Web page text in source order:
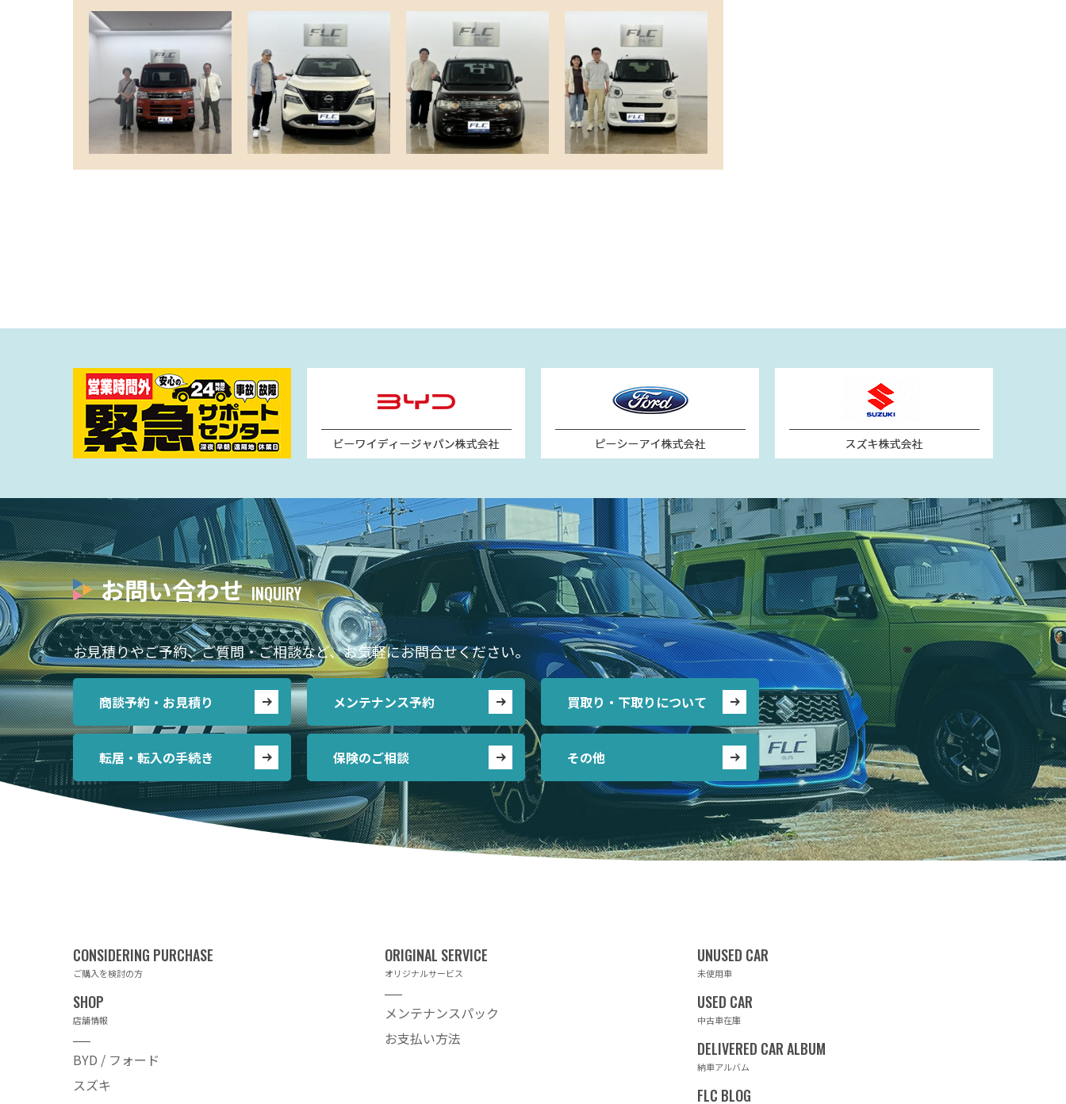
お問い合わせ
お見積りやご予約、ご質問・ご相談など、お気軽にお問合せください。
商談予約・お見積り メンテナンス予約 買取り・下取りについて
転居・転入の手続き 保険のご相談 その他
ご購入を検討の方
店舗情報
BYD / フォード
スズキ
オリジナルサービス
メンテナンスパック
お支払い方法
未使用車
中古車在庫
納車アルバム